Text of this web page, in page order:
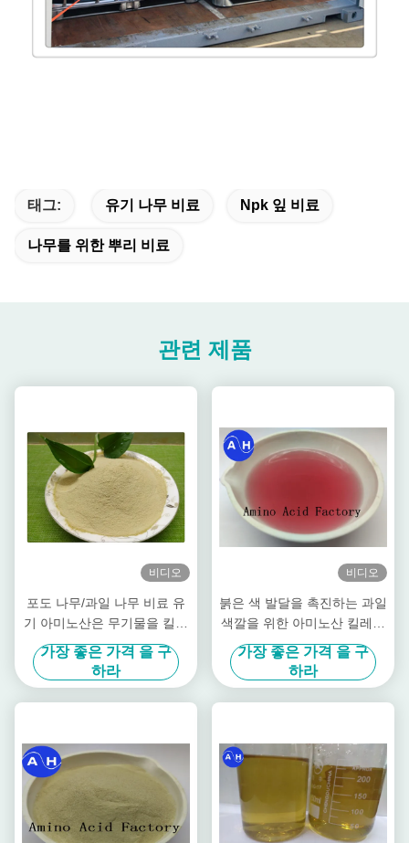
태그: 유기 나무 비료 Npk 잎 비료
나무를 위한 뿌리 비료
관련 제품
비디오
포도 나무/과일 나무 비료 유
기 아미노산은 무기물을 킬레
이트화했습니다
가장 좋은 가격 을 구
하라
비디오
붉은 색 발달을 촉진하는 과일
색깔을 위한 아미노산 킬레이
트화된 칼륨
가장 좋은 가격 을 구
하라